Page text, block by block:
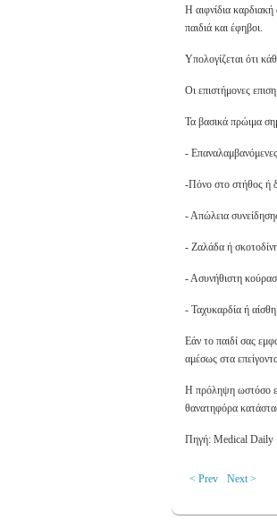
Η αιφνίδια καρδιακή
παιδιά και έφηβοι.
Υπολογίζεται ότι
Οι επιστήμονες
Τα βασικά πρώιμα
-
-Πόνο στο στήθος ή
- Απώλεια
- Ζαλάδα ή
- Ασυνήθιστη
- Ταχυκαρδία ή
Εάν το παιδί σας
αμέσως στα
Η πρόληψη ωστόσο
θανατηφόρα
Πηγή: Medical Daily
< Prev Next >